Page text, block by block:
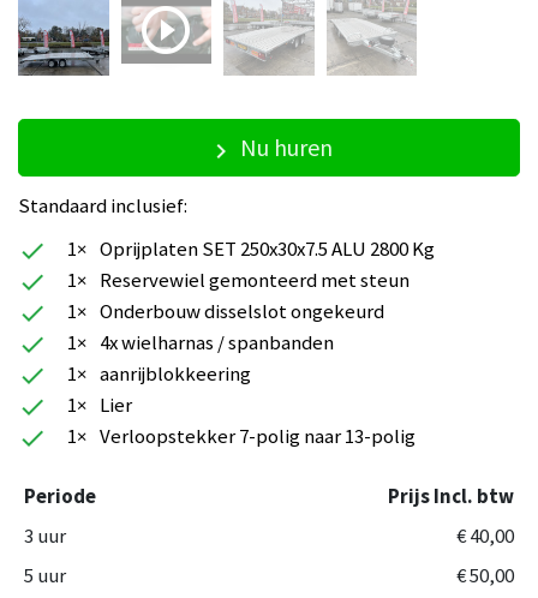
play_circle_outline
keyboard_arrow_right Nu huren
Standaard inclusief:
check 1× Oprijplaten SET 250x30x7.5 ALU 2800 Kg
check 1× Reservewiel gemonteerd met steun
check 1× Onderbouw disselslot ongekeurd
check 1× 4x wielharnas / spanbanden
check 1× aanrijblokkeering
check 1× Lier
check 1× Verloopstekker 7-polig naar 13-polig
Periode
Prijs Incl. btw
3 uur
€ 40,00
5 uur
€ 50,00